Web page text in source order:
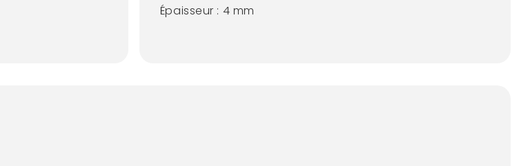
Épaisseur : 4 mm